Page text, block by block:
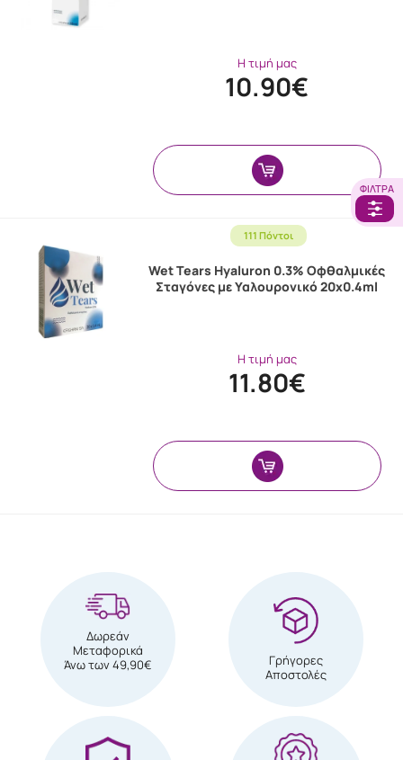
ΦΊΛΤΡΑ
Η τιμή μας
10.90€
111 Πόντοι
Wet Tears Hyaluron 0.3% Οφθαλμικές
Σταγόνες με Υαλουρονικό 20x0.4ml
Η τιμή μας
11.80€
Δωρεάν
Μεταφορικά
Άνω των 49,90€
Γρήγορες
Αποστολές